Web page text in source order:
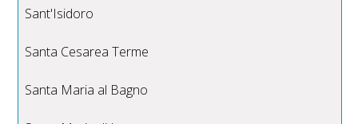
Sant'Isidoro
Santa Cesarea Terme
Santa Maria al Bagno